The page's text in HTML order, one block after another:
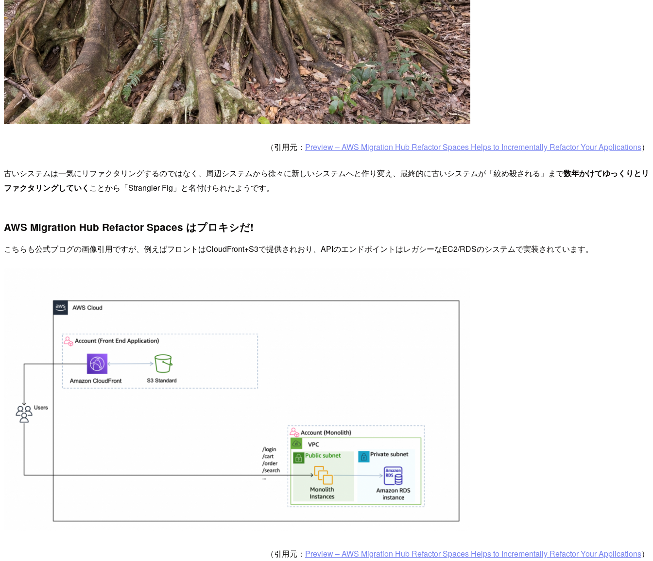
（引用元： Preview – AWS Migration Hub Refactor Spaces Helps to Incrementally Refactor Your Applications）
古いシステムは一気にリファクタリングするのではなく、周辺システムから徐々に新しいシステムへと作り変え、最終的に古いシステムが「絞め殺される」まで数年かけてゆっくりとリ
ファクタリングしていく ことから「Strangler Fig」と名付けられたようです。
AWS Migration Hub Refactor Spaces はプロキシだ!
こちらも公式ブログの画像引用ですが、例えばフロントはCloudFront+S3で提供されおり、APIのエンドポイントはレガシーなEC2/RDSのシステムで実装されています。
（引用元： Preview – AWS Migration Hub Refactor Spaces Helps to Incrementally Refactor Your Applications）